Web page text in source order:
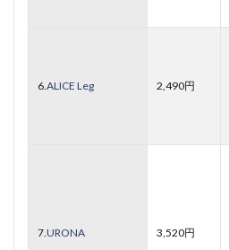
6.ALICE Leg 2,490円
7.URONA 3,520円